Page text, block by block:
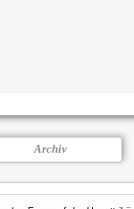
Archiv